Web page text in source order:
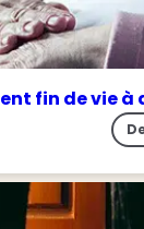
fin de vie à